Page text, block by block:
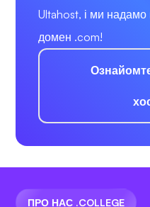
Ultahost, і ми
домен .com!
ПРО НАС .COLLEGE